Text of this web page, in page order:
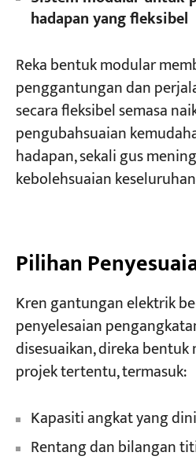
hadapan yang fleksibel
Reka bentuk modular
penggantungan dan
secara fleksibel semasa
pengubahsuaian
hadapan, sekali gus
kebolehsuaian
Pilihan
Kren gantungan elektrik
penyelesaian
disesuaikan, direka
projek tertentu, termasuk:
Kapasiti angkat yang
Rentang dan bilangan